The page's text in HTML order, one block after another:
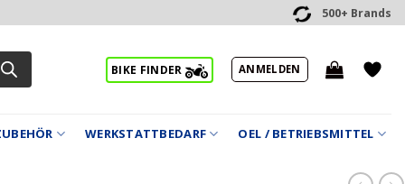
500+ Brands
BIKE FINDER ANMELDEN
WERKSTATTBEDARF OEL / BETRIEBSMITTEL